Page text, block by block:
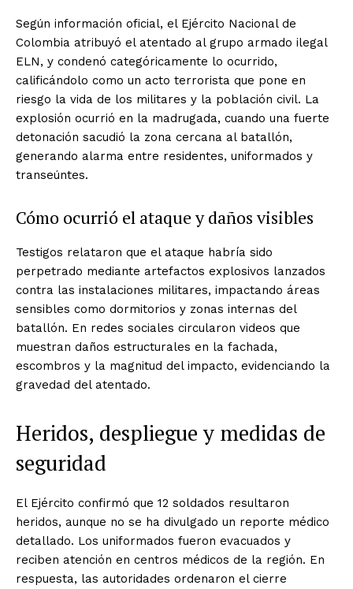
Según información oficial, el Ejército Nacional de
Colombia atribuyó el atentado al grupo armado ilegal
ELN, y condenó categóricamente lo ocurrido,
calificándolo como un acto terrorista que pone en
riesgo la vida de los militares y la población civil. La
explosión ocurrió en la madrugada, cuando una fuerte
detonación sacudió la zona cercana al batallón,
generando alarma entre residentes, uniformados y
transeúntes.
Cómo ocurrió el ataque y daños visibles
Testigos relataron que el ataque habría sido
perpetrado mediante artefactos explosivos lanzados
contra las instalaciones militares, impactando áreas
sensibles como dormitorios y zonas internas del
batallón. En redes sociales circularon videos que
muestran daños estructurales en la fachada,
escombros y la magnitud del impacto, evidenciando la
gravedad del atentado.
Heridos, despliegue y medidas de
seguridad
El Ejército confirmó que 12 soldados resultaron
heridos, aunque no se ha divulgado un reporte médico
detallado. Los uniformados fueron evacuados y
reciben atención en centros médicos de la región. En
respuesta, las autoridades ordenaron el cierre